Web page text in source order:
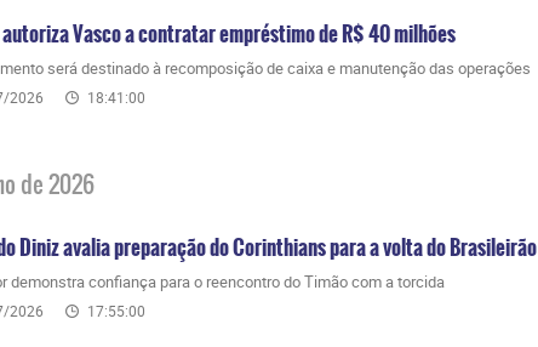
Vasco a contratar empréstimo de R$ 40 milhões
será destinado à recomposição de caixa e manutenção das operações
2026 18:41:00
de 2026
Diniz avalia preparação do Corinthians para a volta do Brasileirão
demonstra confiança para o reencontro do Timão com a torcida
2026 17:55:00